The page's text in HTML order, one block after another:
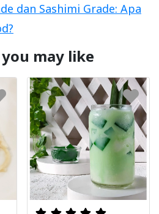
dan Sashimi Grade: Apa
you may like